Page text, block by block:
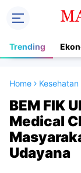
Trending
Home Kesehatan
BEM FIK
Medical
Udayana